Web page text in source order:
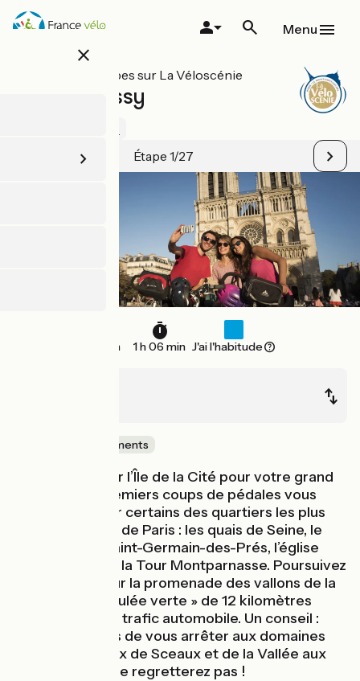
Aller
au
close
Menu
Toutes les étapes sur La Véloscénie
Paris / Massy
Étape 1/27
16 km 1 h 06 min J'ai l'habitude
Châteaux & Monuments
Rendez-vous sur l’Île de la Cité pour votre grand
départ ! Vos premiers coups de pédales vous
feront traverser certains des quartiers les plus
emblématiques de Paris : les quais de Seine, le
quartier latin, Saint-Germain-des-Prés, l’église
Saint-Sulpice et la Tour Montparnasse. Poursuivez
votre chemin sur la promenade des vallons de la
Bièvre, une « coulée verte » de 12 kilomètres
arborée et sans trafic automobile. Un conseil :
prenez le temps de vous arrêter aux domaines
départementaux de Sceaux et de la Vallée aux
Loups. Vous ne le regretterez pas !